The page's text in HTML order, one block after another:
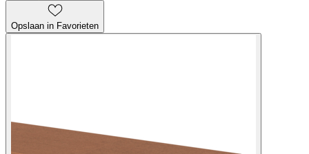
Opslaan in Favorieten